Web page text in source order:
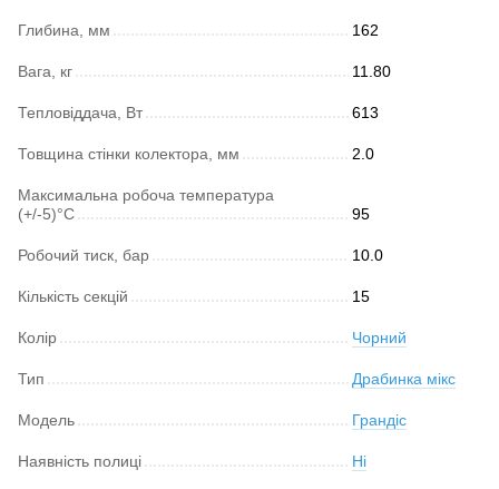
Глибина, мм 162
Вага, кг 11.80
Тепловіддача, Вт 613
Товщина стінки колектора, мм 2.0
Максимальна робоча температура
(+/-5)°C
95
Робочий тиск, бар 10.0
Кількість секцій 15
Колір Чорний
Тип Драбинка мікс
Модель Грандіс
Наявність полиці Ні